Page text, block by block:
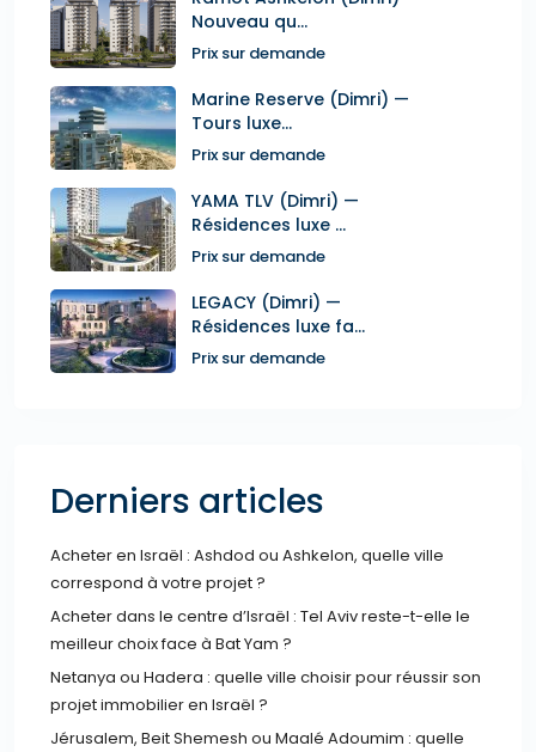
Nouveau qu...
Prix sur demande
Marine Reserve (Dimri) —
Tours luxe...
Prix sur demande
YAMA TLV (Dimri) —
Résidences luxe ...
Prix sur demande
LEGACY (Dimri) —
Résidences luxe fa...
Prix sur demande
Derniers articles
Acheter en Israël : Ashdod ou Ashkelon, quelle ville
correspond à votre projet ?
Acheter dans le centre d’Israël : Tel Aviv reste-t-elle le
meilleur choix face à Bat Yam ?
Netanya ou Hadera : quelle ville choisir pour réussir son
projet immobilier en Israël ?
Jérusalem, Beit Shemesh ou Maalé Adoumim : quelle